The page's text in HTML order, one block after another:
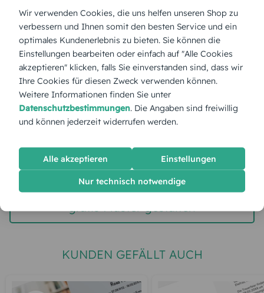
Menge:
Stückpreis: 2,60 €
Gesamtpreis: 65,00 € Inkl. MwSt. zzgl. Versand
jetzt gestalten
KUNDEN GEFÄLLT AUCH
Wir verwenden Cookies, die uns helfen unseren Shop zu
verbessern und Ihnen somit den besten Service und ein
optimales Kundenerlebnis zu bieten. Sie können die
Einstellungen bearbeiten oder einfach auf "Alle Cookies
akzeptieren" klicken, falls Sie einverstanden sind, dass wir
Ihre Cookies für diesen Zweck verwenden können.
Weitere Informationen finden Sie unter
Datenschutzbestimmungen. Die Angaben sind freiwillig
und können jederzeit widerrufen werden.
Alle akzeptieren Einstellungen
Nur technisch notwendige